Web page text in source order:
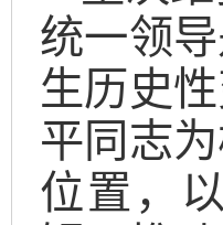
统一领
生历史
平同志
位置，